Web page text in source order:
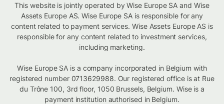
This website is jointly operated by Wise Europe SA and Wise
Assets Europe AS. Wise Europe SA is responsible for any
content related to payment services. Wise Assets Europe AS is
responsible for any content related to investment services,
including marketing.
Wise Europe SA is a company incorporated in Belgium with
registered number 0713629988. Our registered office is at Rue
du Trône 100, 3rd floor, 1050 Brussels, Belgium. Wise is a
payment institution authorised in Belgium.